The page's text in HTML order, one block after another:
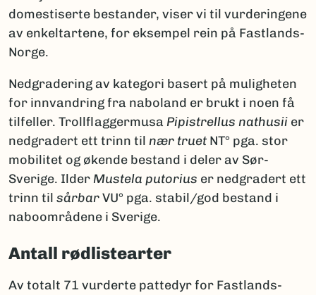
domestiserte bestander, viser vi til vurderingene
av enkeltartene, for eksempel rein på Fastlands-
Norge.
Nedgradering av kategori basert på muligheten
for innvandring fra naboland er brukt i noen få
tilfeller. Trollflaggermusa Pipistrellus nathusii er
nedgradert ett trinn til nær truet NT° pga. stor
mobilitet og økende bestand i deler av Sør-
Sverige. Ilder Mustela putorius er nedgradert ett
trinn til sårbarVU° pga. stabil/god bestand i
naboområdene i Sverige.
Antall rødlistearter
Av totalt 71 vurderte pattedyr for Fastlands-